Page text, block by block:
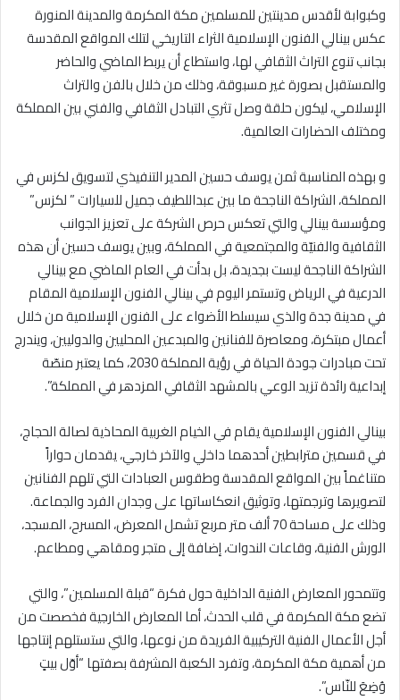
وكبوابة لأقدس مدينتين للمسلمين مكة المكرمة والمدينة المنورة
عكس بينالي الفنون الإسلامية الثراء التاريخي لتلك المواقع المقدسة
بجانب تنوع التراث الثقافي لها، واستطاع أن يربط الماضي والحاضر
والمستقبل بصورة غير مسبوقة، وذلك من خلال بالفن والتراث
الإسلامي، ليكون حلقة وصل تثري التبادل الثقافي والفني بين المملكة
ومختلف الحضارات العالمية.
و بهذه المناسبة ثمن يوسف حسين المدير التنفيذي لتسويق لكزس في
المملكة، الشراكة الناجحة ما بين عبداللطيف جميل للسيارات ” لكزس”
ومؤسسة بينالي والتي تعكس حرص الشركة على تعزيز الجوانب
الثقافية والفنيّة والمجتمعية في المملكة، وبين يوسف حسين أن هذه
الشراكة الناجحة ليست بجديدة، بل بدأت في العام الماضي مع بينالي
الدرعية في الرياض وتستمر اليوم في بينالي الفنون الإسلامية المقام
في مدينة جدة والذي سيسلط الأضواء على الفنون الإسلامية من خلال
أعمال مبتكرة، ومعاصرة للفنانين والمبدعين المحليين والدوليين، ويندرج
تحت مبادرات جودة الحياة في رؤية المملكة 2030، كما يعتبر منصّة
إبداعية رائدة تزيد الوعي بالمشهد الثقافي المزدهر في المملكة”.
بينالي الفنون الإسلامية يقام في الخيام الغربية المحاذية لصالة الحجاج،
في قسمين مترابطين أحدهما داخلي والآخر خارجي، يقدمان حواراً
متناغماً بين المواقع المقدسة وطقوس العبادات التي تلهم الفنانين
لتصويرها وترجمتها، وتوثيق انعكاساتها على وجدان الفرد والجماعة.
وذلك على مساحة 70 ألف متر مربع تشمل المعرض، المسرح، المسجد،
الورش الفنية، وقاعات الندوات، إضافة إلى متجر ومقاهي ومطاعم.
وتتمحور المعارض الفنية الداخلية حول فكرة “قبلة المسلمين”، والتي
تضع مكة المكرمة في قلب الحدث، أما المعارض الخارجية فخصصت من
أجل الأعمال الفنية التركيبية الفريدة من نوعها، والتي ستستلهم إنتاجها
من أهمية مكة المكرمة، وتفرد الكعبة المشرفة بصفتها “أوّل بيتٍ
وُضِعَ للنّاس”.